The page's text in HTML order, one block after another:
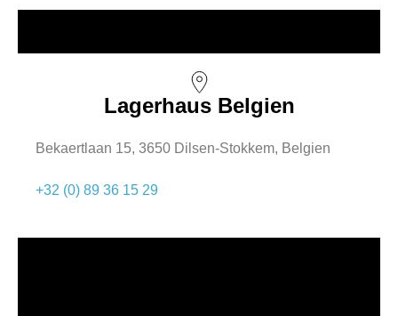
Lagerhaus Belgien
Bekaertlaan 15, 3650 Dilsen-Stokkem, Belgien
+32 (0) 89 36 15 29